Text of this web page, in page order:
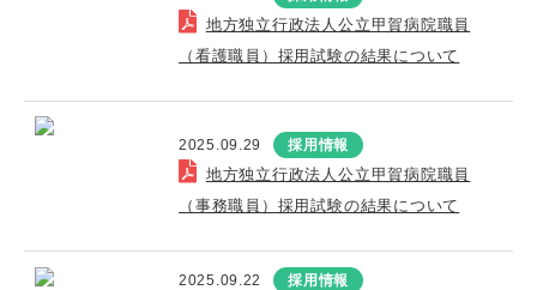
地方独立行政法人公立甲賀病院職員
（看護職員）採用試験の結果について
2025.09.29 採用情報
地方独立行政法人公立甲賀病院職員
（事務職員）採用試験の結果について
2025.09.22 採用情報